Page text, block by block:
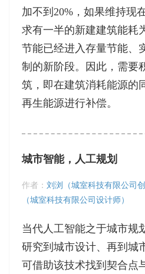
加不到20%，如果维持现
求有一半的新建建筑能耗
节能已经进入存量节能、
制的新阶段。因此，需要
筑，即在建筑消耗能源的
再生能源进行补偿。
城市智能，人工规划
作者： 刘浏（城室科技有限公司
（城室科技有限公司设计师）
当代人工智能之于城市规
研究到城市设计、再到城
可借助该技术找到契合点